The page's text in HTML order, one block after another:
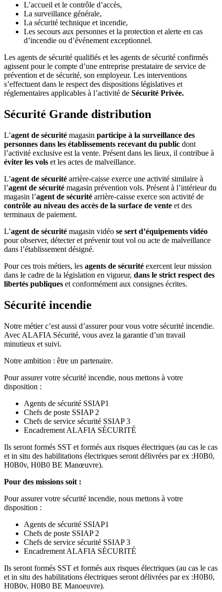
L’accueil et le contrôle d’accès,
La surveillance générale,
La sécurité technique et incendie,
Les secours aux personnes et la protection et alerte en cas
d’incendie ou d’événement exceptionnel.
Les agents de sécurité qualifiés et les agents de sécurité confirmés
agissent pour le compte d’une entreprise prestataire de service de
prévention et de sécurité, son employeur. Les interventions
s’effectuent dans le respect des dispositions législatives et
réglementaires applicables à l’activité de Sécurité Privée.
Sécurité Grande distribution
L’agent de sécurité magasin participe à la surveillance des
personnes dans les établissements recevant du public dont
l’activité exclusive est la vente. Présent dans les lieux, il contribue à
éviter les vols et les actes de malveillance.
L’agent de sécurité arrière-caisse exerce une activité similaire à
l’agent de sécurité magasin prévention vols. Présent à l’intérieur du
magasin l’agent de sécurité arrière-caisse exerce son activité de
contrôle au niveau des accès de la surface de vente et des
terminaux de paiement.
L’agent de sécurité magasin vidéo se sert d’équipements vidéo
pour observer, détecter et prévenir tout vol ou acte de malveillance
dans l’établissement désigné.
Pour ces trois métiers, les agents de sécurité exercent leur mission
dans le cadre de la législation en vigueur, dans le strict respect des
libertés publiques et conformément aux consignes écrites.
Sécurité incendie
Notre métier c’est aussi d’assurer pour vous votre sécurité incendie.
Avec ALAFIA Sécurité, vous avez la garantie d’un travail
minutieux et suivi.
Notre ambition : être un partenaire.
Pour assurer votre sécurité incendie, nous mettons à votre
disposition :
Agents de sécurité SSIAP1
Chefs de poste SSIAP 2
Chefs de service sécurité SSIAP 3
Encadrement ALAFIA SÉCURITÉ
Ils seront formés SST et formés aux risques électriques (au cas le cas
et in situ des habilitations électriques seront délivrées par ex :H0B0,
H0B0v, H0B0 BE Manœuvre).
Pour des missions soit :
Pour assurer votre sécurité incendie, nous mettons à votre
disposition :
Agents de sécurité SSIAP1
Chefs de poste SSIAP 2
Chefs de service sécurité SSIAP 3
Encadrement ALAFIA SÉCURITÉ
Ils seront formés SST et formés aux risques électriques (au cas le cas
et in situ des habilitations électriques seront délivrées par ex :H0B0,
H0B0v, H0B0 BE Manoeuvre).